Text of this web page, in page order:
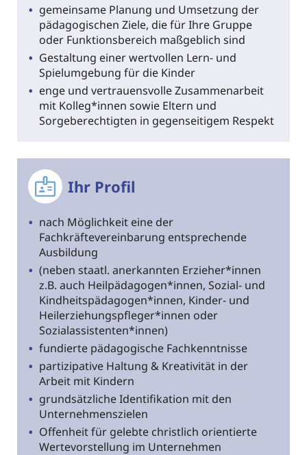
gemeinsame Planung und Umsetzung der
pädagogischen Ziele, die für Ihre Gruppe
oder Funktionsbereich maßgeblich sind
Gestaltung einer wertvollen Lern- und
Spielumgebung für die Kinder
enge und vertrauensvolle Zusammenarbeit
mit Kolleg*innen sowie Eltern und
Sorgeberechtigten in gegenseitigem Respekt
Ihr Profil
nach Möglichkeit eine der
Fachkräftevereinbarung entsprechende
Ausbildung
(neben staatl. anerkannten Erzieher*innen
z.B. auch Heilpädagogen*innen, Sozial- und
Kindheitspädagogen*innen, Kinder- und
Heilerziehungspfleger*innen oder
Sozialassistenten*innen)
fundierte pädagogische Fachkenntnisse
partizipative Haltung & Kreativität in der
Arbeit mit Kindern
grundsätzliche Identifikation mit den
Unternehmenszielen
Offenheit für gelebte christlich orientierte
Wertevorstellung im Unternehmen